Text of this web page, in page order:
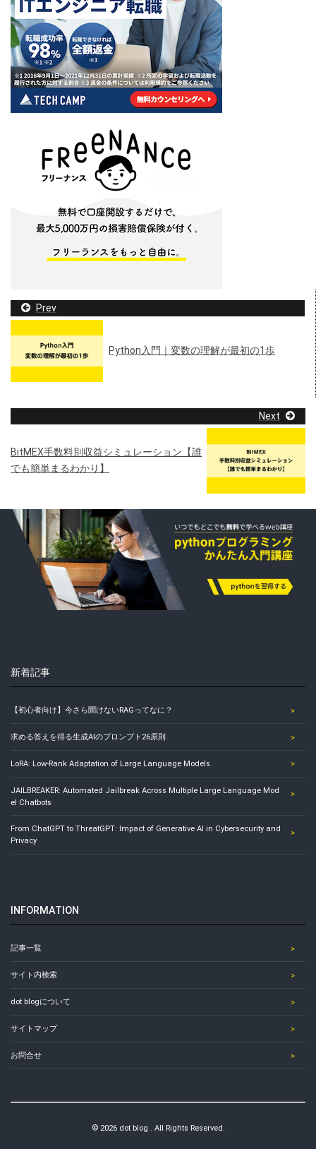
Prev
Python入門｜変数の理解が最初の1歩
Next
BitMEX手数料別収益シミュレーション【誰
でも簡単まるわかり】
新着記事
【初心者向け】今さら聞けないRAGってなに？
求める答えを得る生成AIのプロンプト26原則
LoRA: Low-Rank Adaptation of Large Language Models
JAILBREAKER: Automated Jailbreak Across Multiple Large Language Mod
el Chatbots
From ChatGPT to ThreatGPT: Impact of Generative AI in Cybersecurity and
Privacy
INFORMATION
記事一覧
サイト内検索
dot blogについて
サイトマップ
お問合せ
© 2026 dot blog . All Rights Reserved.